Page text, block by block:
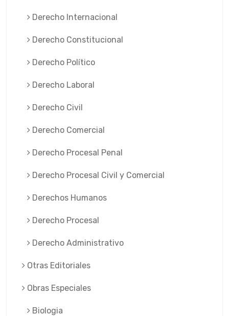
Derecho Internacional
Derecho Constitucional
Derecho Político
Derecho Laboral
Derecho Civil
Derecho Comercial
Derecho Procesal Penal
Derecho Procesal Civil y Comercial
Derechos Humanos
Derecho Procesal
Derecho Administrativo
Otras Editoriales
Obras Especiales
Biologia